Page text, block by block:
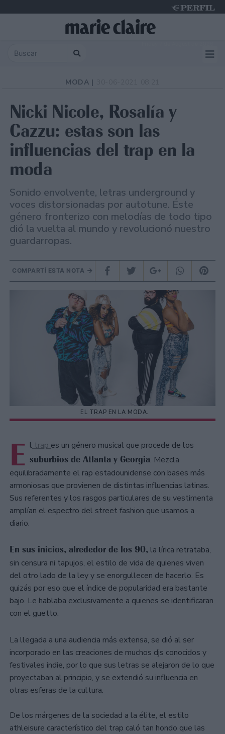
MODA |
Nicki Nicole, Rosalía y
Cazzu: estas son las
influencias del trap en la
moda
Sonido envolvente, letras underground y
voces distorsionadas por autotune. Éste
género fronterizo con melodías de todo tipo
dió la vuelta al mundo y revolucionó nuestro
guardarropas.
COMPARTÍ ESTA NOTA
EL TRAP EN LA MODA.
E l trap es un género musical que procede de los
suburbios de Atlanta y Georgia. Mezcla
equilibradamente el rap estadounidense con bases más
armoniosas que provienen de distintas influencias latinas.
Sus referentes y los rasgos particulares de su vestimenta
amplían el espectro del street fashion que usamos a
diario.
En sus inicios, alrededor de los 90, la lírica retrataba,
sin censura ni tapujos, el estilo de vida de quienes viven
del otro lado de la ley y se enorgullecen de hacerlo. Es
quizás por eso que el índice de popularidad era bastante
bajo. Le hablaba exclusivamente a quienes se identificaran
con el guetto.
La llegada a una audiencia más extensa, se dió al ser
incorporado en las creaciones de muchos djs conocidos y
festivales indie, por lo que sus letras se alejaron de lo que
proyectaban al principio, y se extendió su influencia en
otras esferas de la cultura.
De los márgenes de la sociedad a la élite, el estilo
athleisure característico del trap caló tan hondo que las